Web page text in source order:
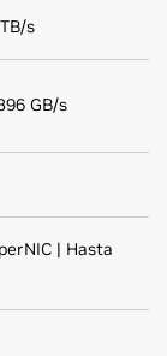
s
GB/s
| Hasta